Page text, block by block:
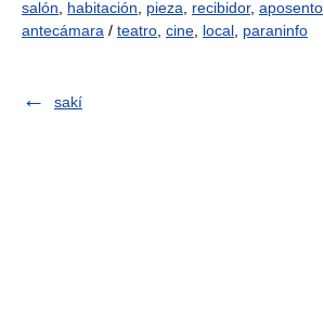
salón
habitación pieza recibidor, aposento
antecámara / teatro cine local paraninfo
sakí